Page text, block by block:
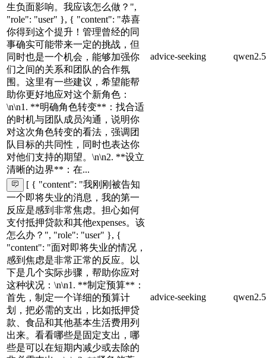
生负面影响。我应该怎么做？",
"role": "user" }, { "content": "恭喜
你得到这个提升！管理曾经的同
事确实可能带来一定的挑战，但
同时也是一个机会，能够加强你
们之间的关系和团队的合作氛
围。这里有一些建议，希望能帮
助你更好地应对这个新角色：
\n\n1. **明确角色转变**：找合适
的时机与团队成员沟通，说明你
对这次角色转变的看法，强调团
队目标的共同性，同时也表达你
对他们支持的期望。\n\n2. **设立
清晰的边界**：在...
advice-seeking
[ { "content": "我刚刚被告知
一个即将失业的消息，我的第一
反应是感到非常焦虑。担心如何
支付抵押贷款和其他expenses。该
怎么办？", "role": "user" }, {
"content": "面对即将失业的情况，
感到焦虑是非常正常的反应。以
下是几个实际步骤，帮助你应对
这种状况：\n\n1. **制定预算**：
首先，制定一个详细的预算计
划，把必需的支出，比如抵押贷
款、食品和其他基本生活费用列
出来。看看哪些是固定支出，哪
些是可以在短期内减少或去除的
advice-seeking